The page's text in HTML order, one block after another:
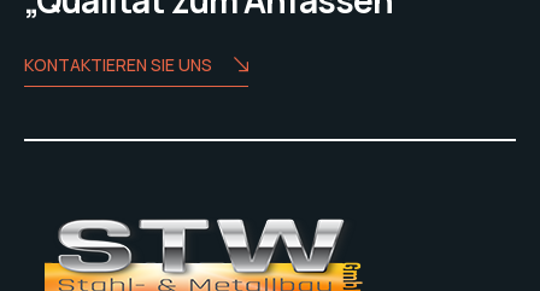
KONTAKTIEREN SIE UNS